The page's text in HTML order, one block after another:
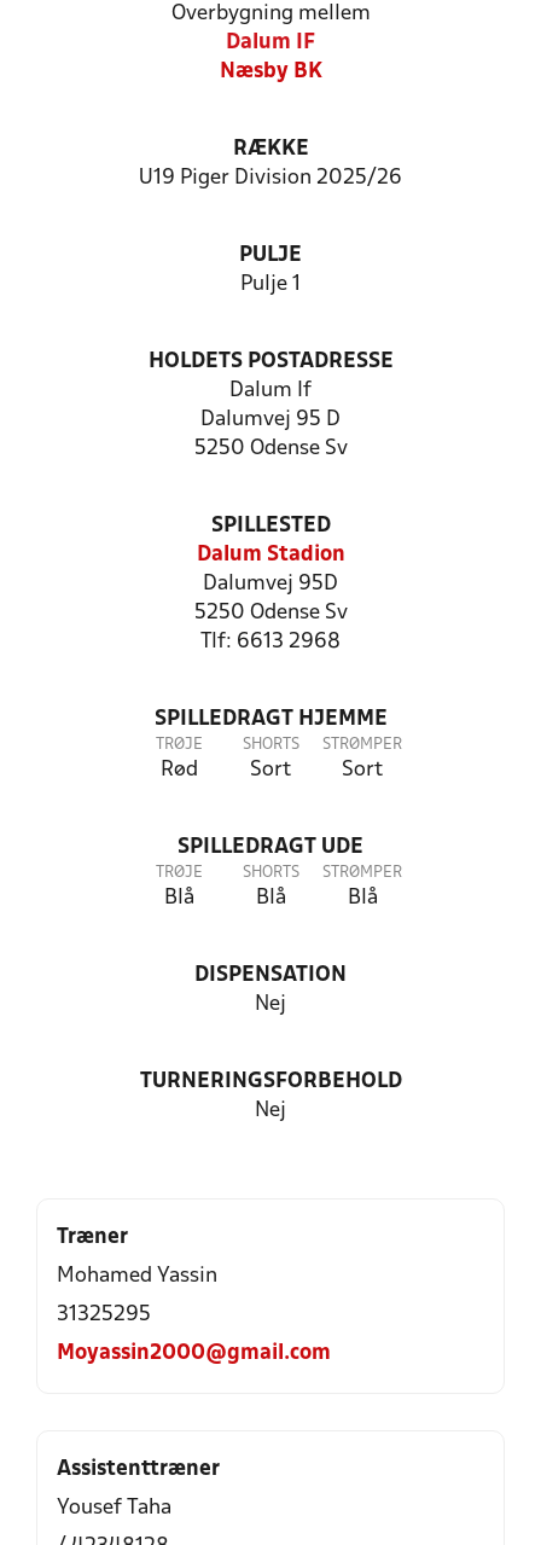
Overbygning mellem
Dalum IF
Næsby BK
RÆKKE
U19 Piger Division 2025/26
PULJE
Pulje 1
HOLDETS POSTADRESSE
Dalum If
Dalumvej 95 D
5250 Odense Sv
SPILLESTED
Dalum Stadion
Dalumvej 95D
5250 Odense Sv
Tlf: 6613 2968
SPILLEDRAGT HJEMME
TRØJE
Rød
SHORTS
Sort
STRØMPER
Sort
SPILLEDRAGT UDE
TRØJE
Blå
SHORTS
Blå
STRØMPER
Blå
DISPENSATION
Nej
TURNERINGSFORBEHOLD
Nej
Træner
Mohamed Yassin
31325295
Moyassin2000@gmail.com
Assistenttræner
Yousef Taha